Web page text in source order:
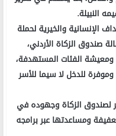
النبيلة.
الإنسانية والخيرية لحملة
صندوق الزكاة الأردني،
الفئات المستهدفة،
للدخل لا سيما للأسر
لصندوق الزكاة وجهوده في
ومساعدتها عبر برامجه